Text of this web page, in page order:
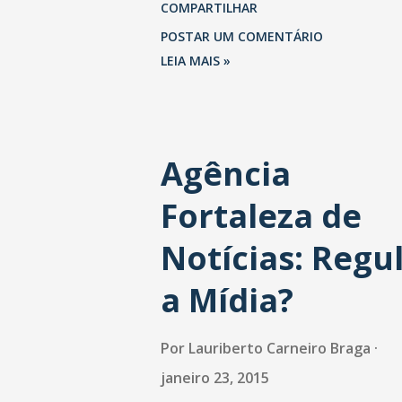
ranking - http:// scup.it/
Ver mais fotos e vídeos 0
1 Mais
COMPARTILHAR
POSTAR UM COMENTÁRIO
LEIA MAIS »
Agência
Fortaleza de
Notícias:
a Mídia?
Por Lauriberto Carneiro Braga
janeiro 23, 2015